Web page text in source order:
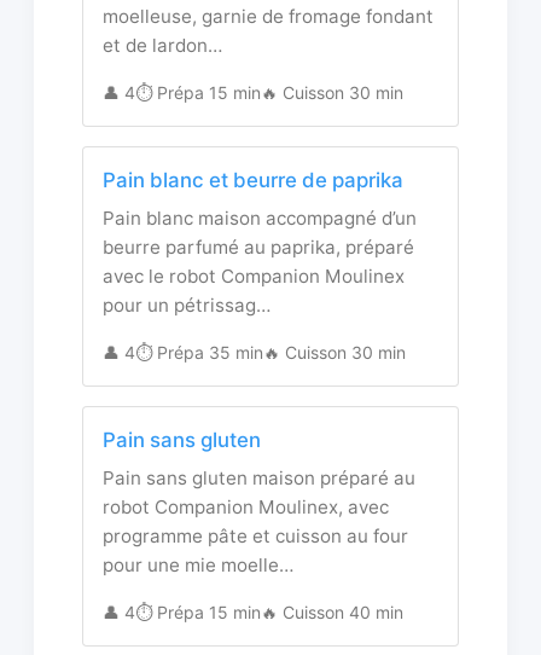
moelleuse, garnie de fromage fondant
et de lardon…
👤 4⏱️ Prépa 15 min🔥 Cuisson 30 min
Pain blanc et beurre de paprika
Pain blanc maison accompagné d’un
beurre parfumé au paprika, préparé
avec le robot Companion Moulinex
pour un pétrissag…
👤 4⏱️ Prépa 35 min🔥 Cuisson 30 min
Pain sans gluten
Pain sans gluten maison préparé au
robot Companion Moulinex, avec
programme pâte et cuisson au four
pour une mie moelle…
👤 4⏱️ Prépa 15 min🔥 Cuisson 40 min